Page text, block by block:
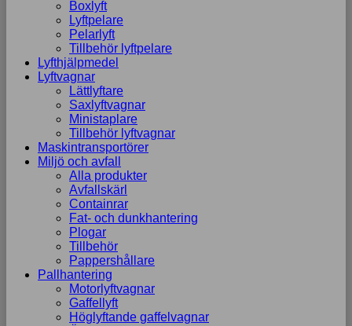
Boxlyft
Lyftpelare
Pelarlyft
Tillbehör lyftpelare
Lyfthjälpmedel
Lyftvagnar
Lättlyftare
Saxlyftvagnar
Ministaplare
Tillbehör lyftvagnar
Maskintransportörer
Miljö och avfall
Alla produkter
Avfallskärl
Containrar
Fat- och dunkhantering
Plogar
Tillbehör
Pappershållare
Pallhantering
Motorlyftvagnar
Gaffellyft
Höglyftande gaffelvagnar